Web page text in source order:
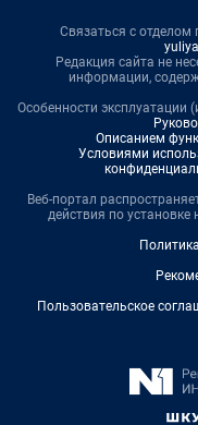
Связаться с отделом
Редакция сайта не
информации,
Особенности эксплуатации
Описанием
Условиями
Веб-портал
действия по установке
Пользовательское